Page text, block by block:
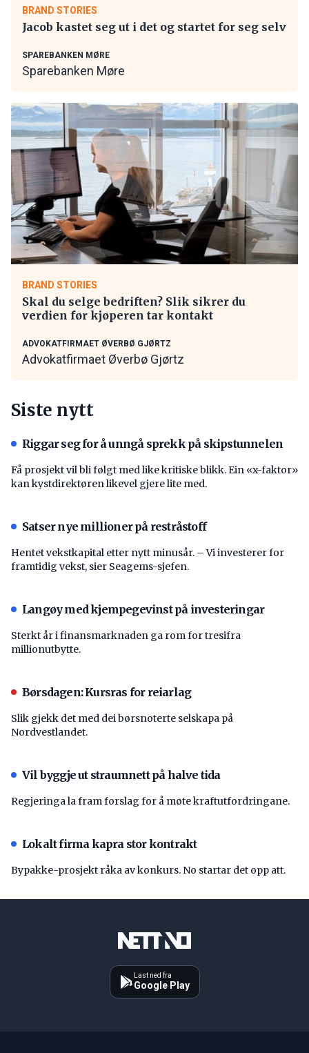
BRAND STORIES
Jacob kastet seg ut i det og startet for seg selv
SPAREBANKEN MØRE
Sparebanken Møre
BRAND STORIES
Skal du selge bedriften? Slik sikrer du
verdien før kjøperen tar kontakt
ADVOKATFIRMAET ØVERBØ GJØRTZ
Advokatfirmaet Øverbø Gjørtz
Siste nytt
Riggar seg for å unngå sprekk på skipstunnelen
Få prosjekt vil bli følgt med like kritiske blikk. Ein «x-faktor»
kan kystdirektøren likevel gjere lite med.
Satser nye millioner på restråstoff
Hentet vekstkapital etter nytt minusår. – Vi investerer for
framtidig vekst, sier Seagems-sjefen.
Langøy med kjempegevinst på investeringar
Sterkt år i finansmarknaden ga rom for tresifra
millionutbytte.
Børsdagen: Kursras for reiarlag
Slik gjekk det med dei børsnoterte selskapa på
Nordvestlandet.
Vil byggje ut straumnett på halve tida
Regjeringa la fram forslag for å møte kraftutfordringane.
Lokalt firma kapra stor kontrakt
Bypakke-prosjekt råka av konkurs. No startar det opp att.
Last ned fra
Google Play